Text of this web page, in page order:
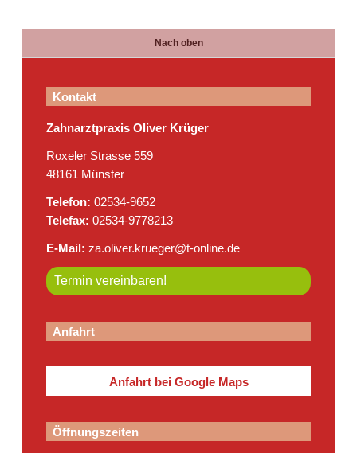
Nach oben
Kontakt
Zahnarztpraxis Oliver Krüger
Roxeler Strasse 559
48161 Münster
Telefon:02534-9652
Telefax: 02534-9778213
E-Mail: za.oliver.krueger@t-online.de
Termin vereinbaren!
Anfahrt
Anfahrt bei Google Maps
Öffnungszeiten